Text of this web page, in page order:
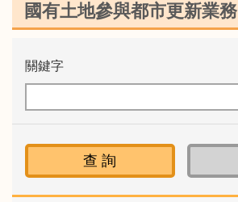
國有土地參與都市更新業務
關鍵字